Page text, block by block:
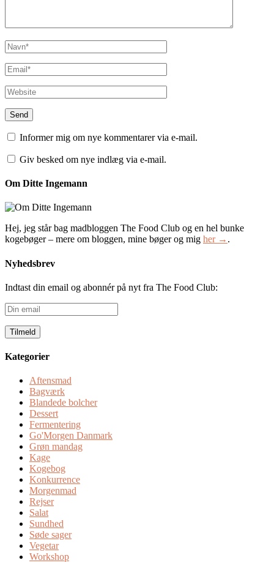
Informer mig om nye kommentarer via e-mail.
Giv besked om nye indlæg via e-mail.
Om Ditte Ingemann
Hej, jeg står bag madbloggen The Food Club og en hel bunke
kogebøger – mere om bloggen, mine bøger og mig her → .
Nyhedsbrev
Indtast din email og abonnér på nyt fra The Food Club:
Din
email
Kategorier
Aftensmad
Bagværk
Blandede bolcher
Dessert
Fermentering
Go'Morgen Danmark
Grøn mandag
Kage
Kogebog
Konkurrence
Morgenmad
Rejser
Salat
Sundhed
Søde sager
Vegetar
Workshop